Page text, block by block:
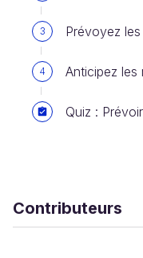
3 Prévoyez
4 Anticipez les
Quiz :
Contributeurs